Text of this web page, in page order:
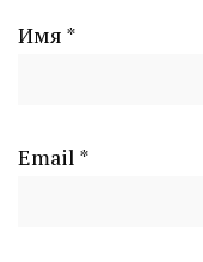
Имя *
Email *